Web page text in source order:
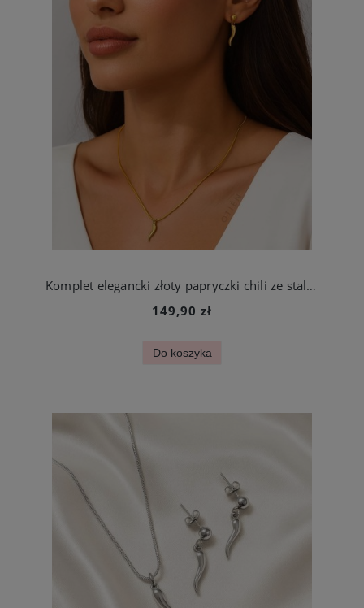
Komplet elegancki złoty papryczki chili ze stali chirurgicznej
149,90 zł
Do koszyka